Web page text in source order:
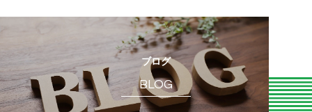
こんなお悩みありませんか？
ブログ
ブログ
BLOG